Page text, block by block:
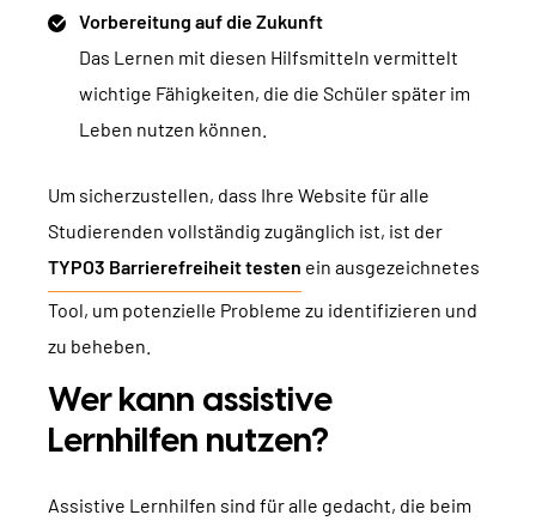
Vorbereitung auf die Zukunft
Das Lernen mit diesen Hilfsmitteln vermittelt
wichtige Fähigkeiten, die die Schüler später im
Leben nutzen können.
Um sicherzustellen, dass Ihre Website für alle
Studierenden vollständig zugänglich ist, ist der
TYPO3 Barrierefreiheit testen ein ausgezeichnetes
Tool, um potenzielle Probleme zu identifizieren und
zu beheben.
Wer kann assistive
Lernhilfen nutzen?
Assistive Lernhilfen sind für alle gedacht, die beim